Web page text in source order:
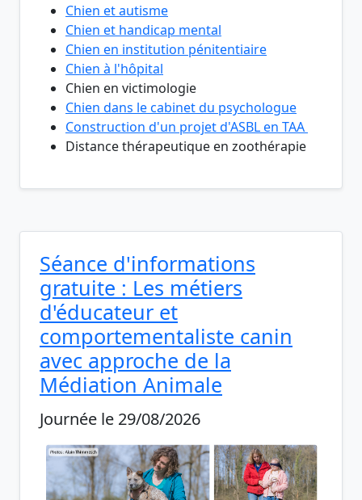
Chien et autisme
Chien et handicap mental
Chien en institution pénitentiaire
Chien à l'hôpital
Chien en victimologie
Chien dans le cabinet du psychologue
Construction d'un projet d'ASBL en TAA
Distance thérapeutique en zoothérapie
Séance d'informations
gratuite : Les métiers
d'éducateur et
comportementaliste canin
avec approche de la
Médiation Animale
Journée le 29/08/2026